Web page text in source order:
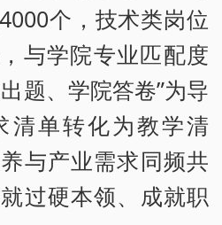
个，技术类岗位
与学院专业匹配度
题、学院答卷”为导
清单转化为教学清
与产业需求同频共
过硬本领、成就职